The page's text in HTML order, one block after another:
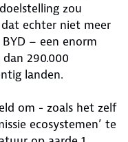
zou
echter niet meer
– een enorm
290.000
landen.
om - zoals het zelf
ecosystemen’ te